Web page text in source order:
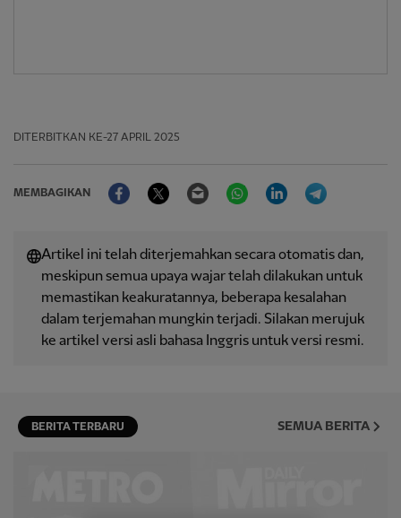
DITERBITKAN KE-27 APRIL 2025
MEMBAGIKAN
FacebookTwitter Email WhatsAppLinkedIn
Artikel ini telah diterjemahkan secara otomatis dan,
meskipun semua upaya wajar telah dilakukan untuk
memastikan keakuratannya, beberapa kesalahan
dalam terjemahan mungkin terjadi. Silakan merujuk
ke artikel versi asli bahasa Inggris untuk versi resmi.
BERITA TERBARU SEMUA BERITA